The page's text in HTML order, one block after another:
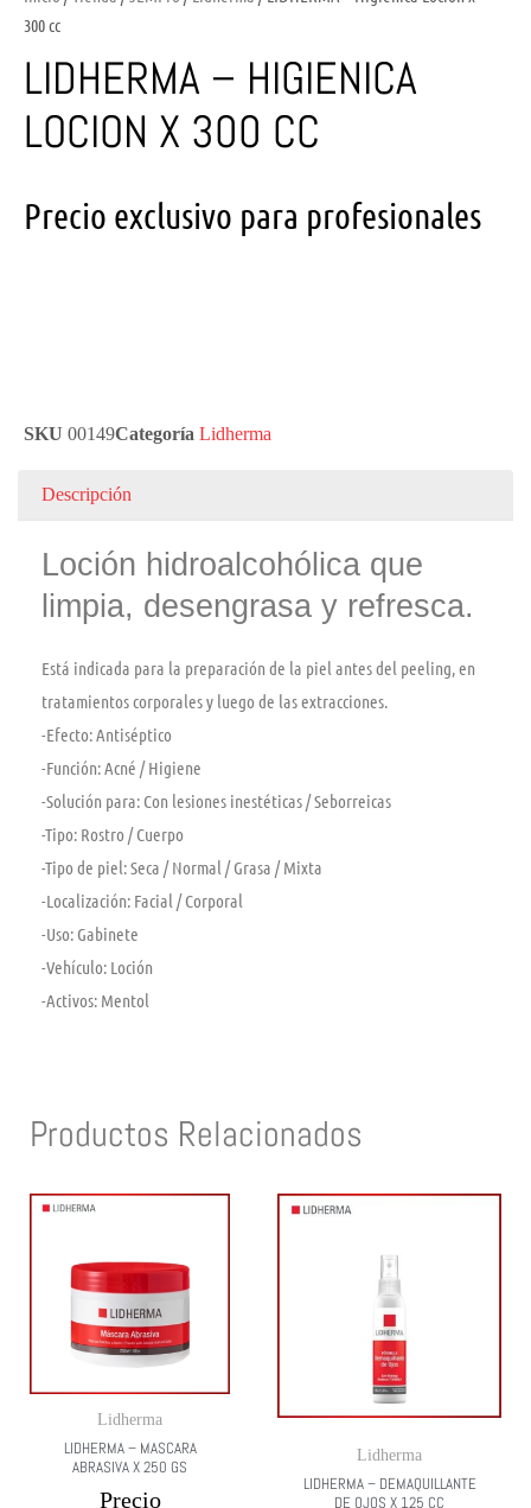
300 cc
LIDHERMA – HIGIENICA
LOCION X 300 CC
Precio exclusivo para profesionales
SKU 00149Categoría Lidherma
Descripción
Loción hidroalcohólica que
limpia, desengrasa y refresca.
Está indicada para la preparación de la piel antes del peeling, en
tratamientos corporales y luego de las extracciones.
-Efecto: Antiséptico
-Función: Acné / Higiene
-Solución para: Con lesiones inestéticas / Seborreicas
-Tipo: Rostro / Cuerpo
-Tipo de piel:Seca / Normal / Grasa / Mixta
-Localización: Facial / Corporal
-Uso: Gabinete
-Vehículo: Loción
-Activos: Mentol
Productos Relacionados
Lidherma
LIDHERMA – MASCARA
ABRASIVA X 250 GS
Precio
Lidherma
LIDHERMA – DEMAQUILLANTE
DE OJOS X 125 CC